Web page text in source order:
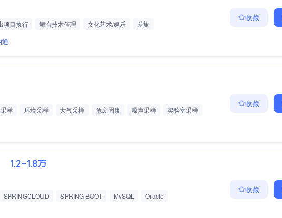
项目执行 舞台技术管理 文化艺术/娱乐
差旅
通
收藏
样 环境采样 大气采样 危废固废 噪声采样
实验室采样
收藏
1.2-1.8万
SPRINGCLOUD SPRING BOOT MySQL
Oracle
收藏